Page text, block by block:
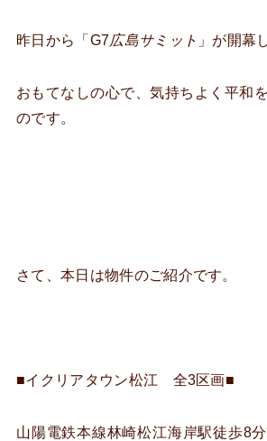
昨日から「G7広島サミット 」が開幕
おもてなしの心で、気持ちよく平和
のです。
さて、本日は物件のご紹介です。
■イクリアタウン松江 全3区画■
山陽電鉄本線林崎松江海岸駅徒歩8